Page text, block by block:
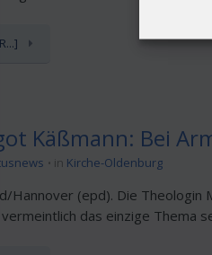
Käßmann: Bei
in Kirche-Oldenburg
Hannover (epd). Die Theologin
das einzige Thema